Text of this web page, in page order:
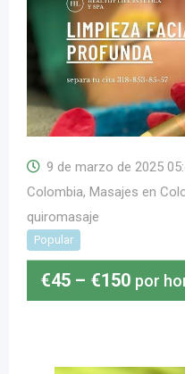
9 de marzo de 2025
Colombia, Masajes en
quiromasaje
Popular
€45 – €150 por